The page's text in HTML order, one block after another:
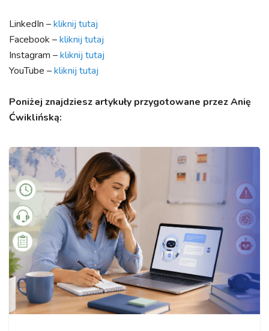
LinkedIn –kliknij tutaj
Facebook –kliknij tutaj
Instagram –kliknij tutaj
YouTube –kliknij tutaj
Poniżej znajdziesz artykuły przygotowane przez Anię
Ćwiklińską: